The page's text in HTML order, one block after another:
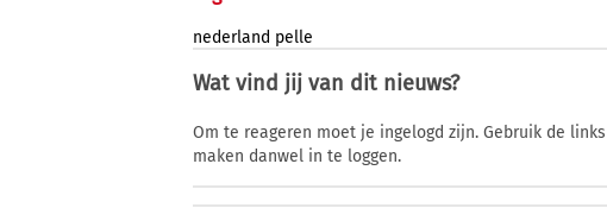
nederland pelle
Wat vind jij van dit nieuws?
Om te reageren moet je ingelogd zijn. Gebruik de
maken danwel in te loggen.